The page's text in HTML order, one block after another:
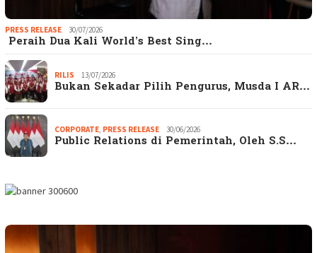
PRESS RELEASE 30/07/2026
Peraih Dua Kali World’s Best Sing…
RILIS 13/07/2026
Bukan Sekadar Pilih Pengurus, Musda I AR…
CORPORATE PRESS RELEASE 30/06/2026
Public Relations di Pemerintah, Oleh S.S…